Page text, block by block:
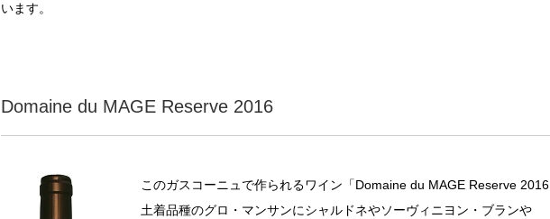
います。
Domaine du MAGE Reserve 2016
このガスコーニュで作られるワイン「Domaine du MAGE Reserve 2016
土着品種のグロ・マンサンにシャルドネやソーヴィニヨン・ブランや